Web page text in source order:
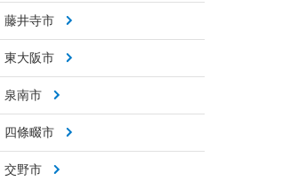
藤井寺市
東大阪市
泉南市
四條畷市
交野市